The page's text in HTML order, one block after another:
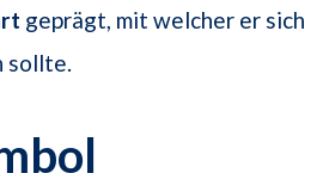
geprägt, mit welcher er sich
sollte.